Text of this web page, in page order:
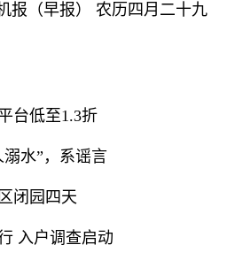
报（早报） 农历四月二十九
台低至1.3折
水”，系谣言
闭园四天
入户调查启动